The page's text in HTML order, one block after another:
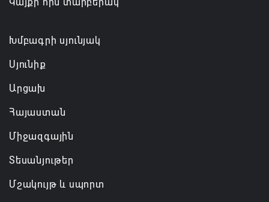
իրականացումը
Կայքի հին տարբերակ
Խմբագրի սյունյակ
Սյունիք
Արցախ
Հայաստան
Միջազգային
Տեսանյութեր
Մշակույթ և սպորտ